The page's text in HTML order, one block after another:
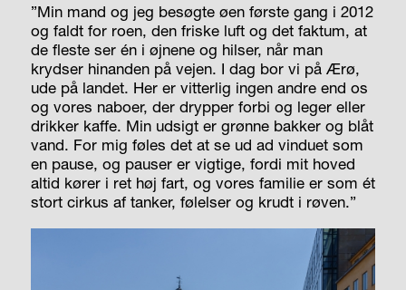
”Min mand og jeg besøgte øen første gang i 2012
og faldt for roen, den friske luft og det faktum, at
de fleste ser én i øjnene og hilser, når man
krydser hinanden på vejen. I dag bor vi på Ærø,
ude på landet. Her er vitterlig ingen andre end os
og vores naboer, der drypper forbi og leger eller
drikker kaffe. Min udsigt er grønne bakker og blåt
vand. For mig føles det at se ud ad vinduet som
en pause, og pauser er vigtige, fordi mit hoved
altid kører i ret høj fart, og vores familie er som ét
stort cirkus af tanker, følelser og krudt i røven.”